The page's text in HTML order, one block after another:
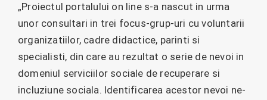
„Proiectul portalului on line s-a nascut in urma
unor consultari in trei focus-grup-uri cu voluntarii
organizatiilor, cadre didactice, parinti si
specialisti, din care au rezultat o serie de nevoi in
domeniul serviciilor sociale de recuperare si
incluziune sociala. Identificarea acestor nevoi ne-